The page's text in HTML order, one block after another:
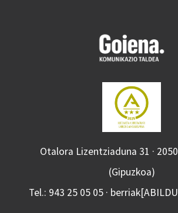
Otalora Lizentziaduna 31 ·
(Gipuzkoa)
Tel.: 943 25 05 05 ·